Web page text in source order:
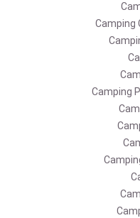
Camping
Camping